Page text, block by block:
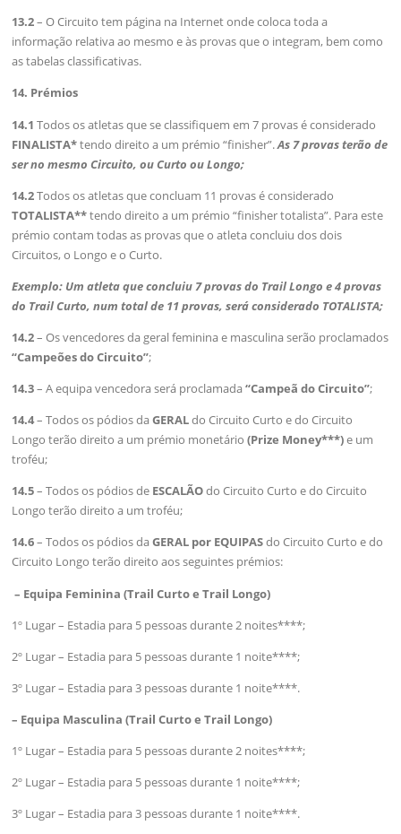
13.2– O Circuito tem página na Internet onde coloca toda a
informação relativa ao mesmo e às provas que o integram, bem como
as tabelas classificativas.
14. Prémios
14.1 Todos os atletas que se classifiquem em 7 provas é considerado
FINALISTA*tendo direito a um prémio “finisher”.As 7 provas terão de
ser no mesmo Circuito, ou Curto ou Longo;
14.2Todos os atletas que concluam 11 provas é considerado
TOTALISTA**tendo direito a um prémio “finisher totalista”. Para este
prémio contam todas as provas que o atleta concluiu dos dois
Circuitos, o Longo e o Curto.
Exemplo: Um atleta que concluiu 7 provas do Trail Longo e 4 provas
do Trail Curto, num total de 11 provas, será considerado TOTALISTA;
14.2– Os vencedores da geral feminina e masculina serão proclamados
“Campeões do Circuito”;
14.3– A equipa vencedora será proclamada“Campeã do Circuito”;
14.4– Todos os pódios daGERALdo Circuito Curto e do Circuito
Longo terão direito a um prémio monetário(Prize Money***)e um
troféu;
14.5– Todos os pódios de ESCALÃOdo Circuito Curto e do Circuito
Longo terão direito a um troféu;
14.6– Todos os pódios daGERAL por EQUIPASdo Circuito Curto e do
Circuito Longo terão direito aos seguintes prémios:
– Equipa Feminina (Trail Curto e Trail Longo)
1º Lugar – Estadia para 5 pessoas durante 2 noites****;
2º Lugar – Estadia para 5 pessoas durante 1 noite****;
3º Lugar – Estadia para 3 pessoas durante 1 noite****.
– Equipa Masculina (Trail Curto e Trail Longo)
1º Lugar – Estadia para 5 pessoas durante 2 noites****;
2º Lugar – Estadia para 5 pessoas durante 1 noite****;
3º Lugar – Estadia para 3 pessoas durante 1 noite****.